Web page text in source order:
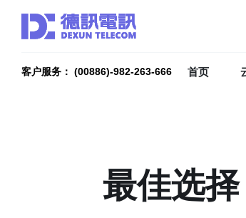
客户服务： (00886)-982-263-666 首页
最佳选